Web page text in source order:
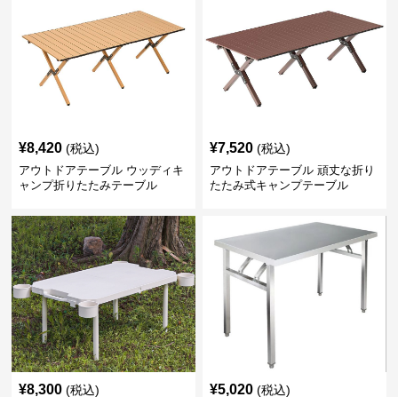
¥8,420 (税込)
アウトドアテーブル ウッディキ
ャンプ折りたたみテーブル
¥7,520 (税込)
アウトドアテーブル 頑丈な折り
たたみ式キャンプテーブル
¥8,300 (税込) ¥5,020 (税込)